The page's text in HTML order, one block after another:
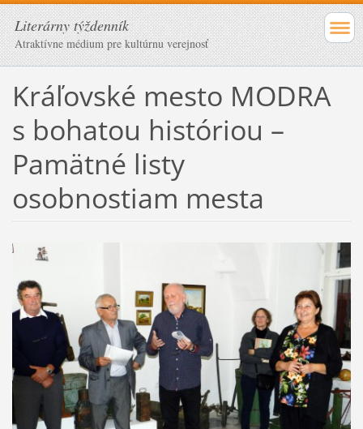
Literárny týždenník
Atraktívne médium pre kultúrnu verejnosť
Kráľovské mesto MODRA
s bohatou históriou –
Pamätné listy
osobnostiam mesta